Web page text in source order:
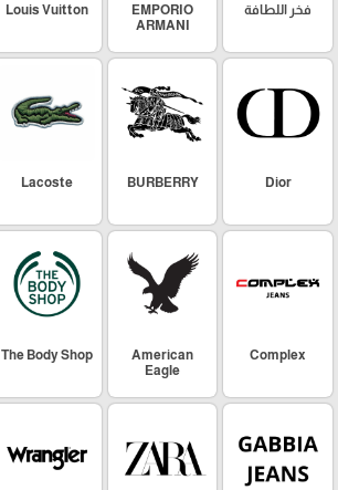
فخر اللطافة
EMPORIO
ARMANI
Louis Vuitton
Dior
BURBERRY
Lacoste
Complex
American
Eagle
The Body Shop